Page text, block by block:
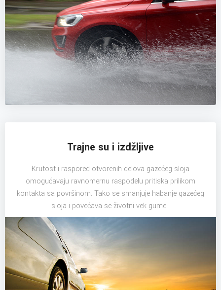
Trajne su i izdžljive
Krutost i raspored otvorenih delova gazećeg sloja
omogućavaju ravnomernu raspodelu pritiska prilikom
kontakta sa površinom. Tako se smanjuje habanje gazećeg
sloja i povećava se životni vek gume.